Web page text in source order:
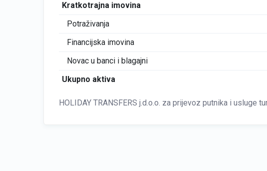
Kratkotrajna imovina
Potraživanja
Financijska imovina
Novac u banci i blagajni
Ukupno aktiva
HOLIDAY TRANSFERS j.d.o.o. za prijevoz putnika i usluge